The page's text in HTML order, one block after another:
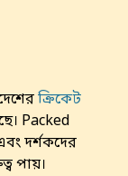
ক্রিকেট
Packed
দর্শকদের
পায়।